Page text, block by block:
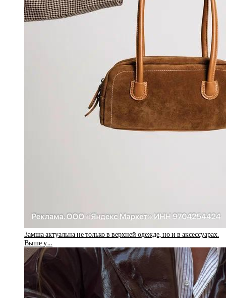
Замша актуальна не только в верхней одежде, но и в аксессуарах.
Выше у…